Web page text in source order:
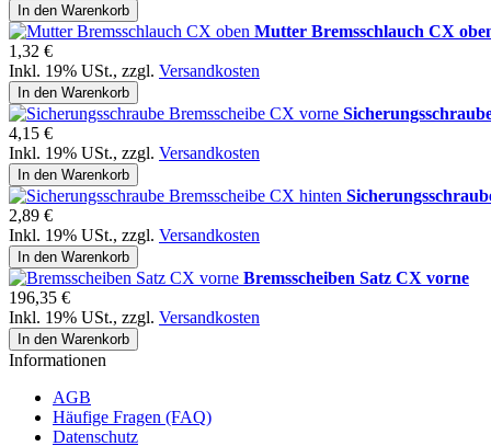
In den Warenkorb
Mutter Bremsschlauch CX
1,32 €
Inkl. 19% USt., zzgl. Versandkosten
In den Warenkorb
4,15 €
Inkl. 19% USt., zzgl. Versandkosten
In den Warenkorb
2,89 €
Inkl. 19% USt., zzgl. Versandkosten
In den Warenkorb
Bremsscheiben Satz CX vorne
196,35 €
Inkl. 19% USt., zzgl. Versandkosten
In den Warenkorb
Informationen
AGB
Häufige Fragen (FAQ)
Datenschutz